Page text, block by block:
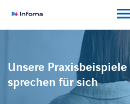
Unsere Praxisbeispiele
sprechen für sich